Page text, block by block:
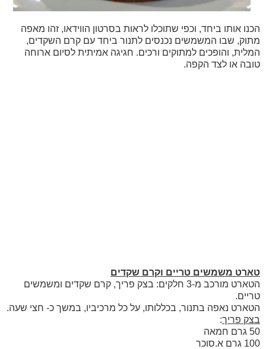
הכנו אותו ביחד, וכפי שתוכלו לראות בסרטון הווידאו, זהו מאפה
מתוק, שבו המשמשים נכנסים לתנור ביחד עם קרם השקדים,
המלית, והופכים למתוקים ורכים. חגיגה אמיתית לסיום ארוחה
טובה או לצד הקפה.
טארט משמשים טריים וקרם שקדים
הטארט מורכב מ-3 חלקים: בצק פריך, קרם שקדים ומשמשים
טריים.
הטארט נאפה בתנור, בכללותו, על כל מרכיביו, במשך כ- חצי שעה.
בצק פריך:
50 גרם חמאה
100 גרם א.סוכר